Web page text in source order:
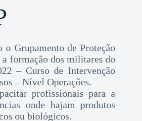
Grupamento de Proteção
formação dos militares do
– Curso de Intervenção
– Nível Operações.
profissionais para a
onde hajam produtos
ou biológicos.